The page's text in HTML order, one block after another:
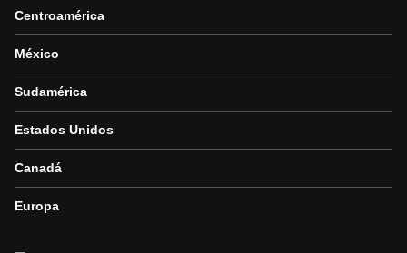
Centroamérica
México
Sudamérica
Estados Unidos
Canadá
Europa